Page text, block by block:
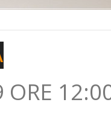
ORE